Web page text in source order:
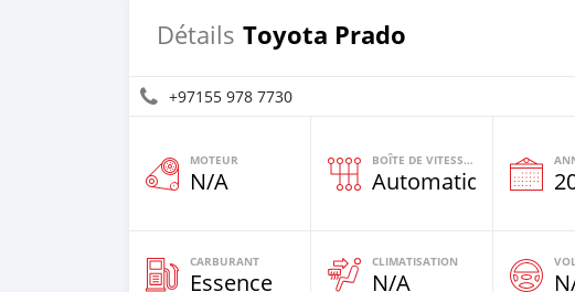
Détails Toyota Prado
+97155 978 7730
MOTEUR
N/A
BOÎTE DE VITESSES
Automatique
CARBURANT
Essence
CLIMATISATION
N/A